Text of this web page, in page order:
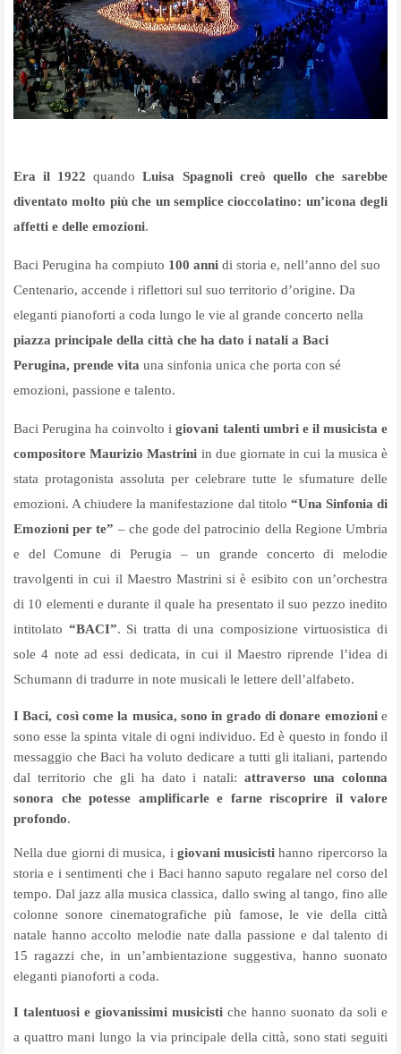
Era il 1922quando Luisa Spagnoli creò quello che sarebbe
diventato molto più che un semplice cioccolatino: un’icona degli
affetti e delle emozioni.
Baci Perugina ha compiuto 100 anni di storia e, nell’anno del suo
Centenario, accende i riflettori sul suo territorio d’origine. Da
eleganti pianoforti a coda lungo le vie al grande concerto nella
piazza principale della città che ha dato i natali a Baci
Perugina, prende vita una sinfonia unica che porta con sé
emozioni, passione e talento.
Baci Perugina ha coinvolto igiovani talenti umbri e il musicista e
compositore Maurizio Mastrini in due giornate in cui la musica è
stata protagonista assoluta per celebrare tutte le sfumature delle
emozioni. A chiudere la manifestazione dal titolo “Una Sinfonia di
Emozioni per te” – che gode del patrocinio della Regione Umbria
e del Comune di Perugia – un grande concerto di melodie
travolgenti in cui il Maestro Mastrini si è esibito con un’orchestra
di 10 elementi e durante il quale ha presentato il suo pezzo inedito
intitolato “BACI”. Si tratta di una composizione virtuosistica di
sole 4 note ad essi dedicata, in cui il Maestro riprende l’idea di
Schumann di tradurre in note musicali le lettere dell’alfabeto.
I Baci, così come la musica, sono in grado di donare emozionie
sono esse la spinta vitale di ogni individuo. Ed è questo in fondo il
messaggio che Baci ha voluto dedicare a tutti gli italiani, partendo
dal territorio che gli ha dato i natali:attraverso una colonna
sonora che potesse amplificarle e farne riscoprire il valore
profondo.
Nella due giorni di musica, igiovani musicistihanno ripercorso la
storia e i sentimenti che i Baci hanno saputo regalare nel corso del
tempo. Dal jazz alla musica classica, dallo swing al tango, fino alle
colonne sonore cinematografiche più famose, le vie della città
natale hanno accolto melodie nate dalla passione e dal talento di
15 ragazzi che, in un’ambientazione suggestiva, hanno suonato
eleganti pianoforti a coda.
I talentuosi e giovanissimi musicisti che hanno suonato da soli e
a quattro mani lungo la via principale della città, sono stati seguiti